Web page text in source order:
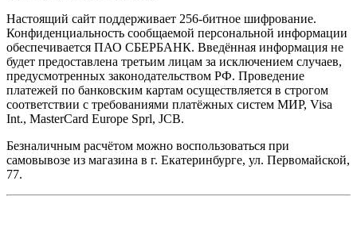
Настоящий сайт поддерживает 256-битное шифрование.
Конфиденциальность сообщаемой персональной информации
обеспечивается ПАО СБЕРБАНК. Введённая информация не
будет предоставлена третьим лицам за исключением случаев,
предусмотренных законодательством РФ. Проведение
платежей по банковским картам осуществляется в строгом
соответствии с требованиями платёжных систем МИР, Visa
Int., MasterCard Europe Sprl, JCB.
Безналичным расчётом можно воспользоваться при
самовывозе из магазина в г. Екатеринбурге, ул. Первомайской,
77.